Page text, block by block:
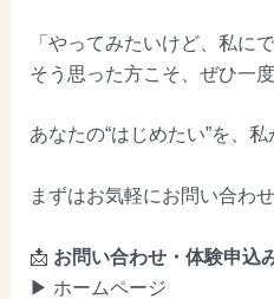
「やってみたいけど、私に
そう思った方こそ、ぜひ一
あなたの“はじめたい”を、
まずはお気軽にお問い合わ
📩 お問い合わせ・体験申込
▶︎ ホームページ